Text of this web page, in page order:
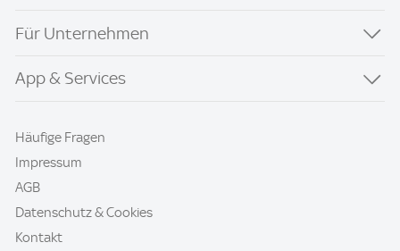
Für Unternehmen
App & Services
Häufige Fragen
Impressum
AGB
Datenschutz & Cookies
Kontakt